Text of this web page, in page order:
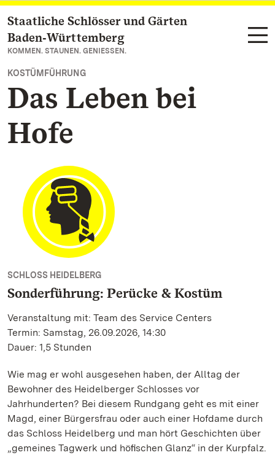
Zum Hauptinhalt springen
Staatliche Schlösser und Gärten
Baden‑Württemberg
KOMMEN. STAUNEN. GENIESSEN.
KOSTÜMFÜHRUNG
Das Leben bei
Hofe
SCHLOSS HEIDELBERG
Sonderführung: Perücke & Kostüm
Veranstaltung mit: Team des Service Centers
Termin: Samstag, 26.09.2026, 14:30
Dauer: 1,5 Stunden
Wie mag er wohl ausgesehen haben, der Alltag der
Bewohner des Heidelberger Schlosses vor
Jahrhunderten? Bei diesem Rundgang geht es mit einer
Magd, einer Bürgersfrau oder auch einer Hofdame durch
das Schloss Heidelberg und man hört Geschichten über
„gemeines Tagwerk und höﬁschen Glanz“ in der Kurpfalz.